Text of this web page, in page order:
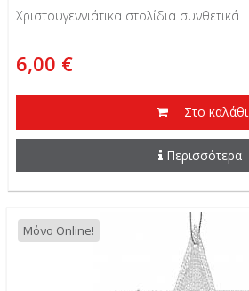
Χριστουγεννιάτικα στολίδια συνθετικά
6,00 €
Στο καλάθι
Περισσότερα
Μόνο Online!